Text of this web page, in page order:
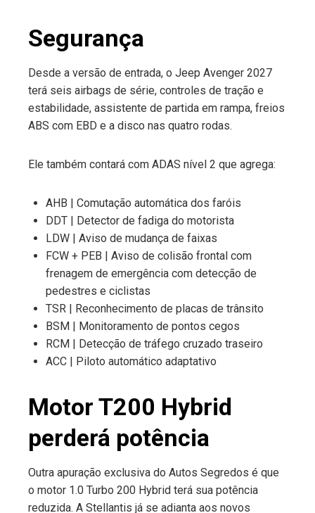
Segurança
Desde a versão de entrada, o Jeep Avenger 2027
terá seis airbags de série, controles de tração e
estabilidade, assistente de partida em rampa, freios
ABS com EBD e a disco nas quatro rodas.
Ele também contará com ADAS nível 2 que agrega:
AHB | Comutação automática dos faróis
DDT | Detector de fadiga do motorista
LDW | Aviso de mudança de faixas
FCW + PEB | Aviso de colisão frontal com
frenagem de emergência com detecção de
pedestres e ciclistas
TSR | Reconhecimento de placas de trânsito
BSM | Monitoramento de pontos cegos
RCM | Detecção de tráfego cruzado traseiro
ACC | Piloto automático adaptativo
Motor T200 Hybrid
perderá potência
Outra apuração exclusiva do Autos Segredos é que
o motor 1.0 Turbo 200 Hybrid terá sua potência
reduzida. A Stellantis já se adianta aos novos